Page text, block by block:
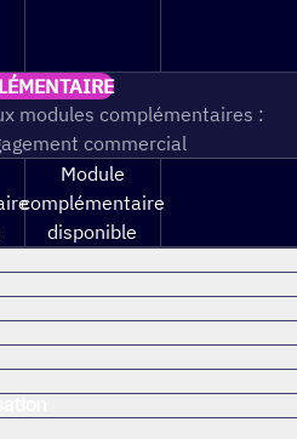
modules complémentaires :
commercial
Module
complémentaire
disponible